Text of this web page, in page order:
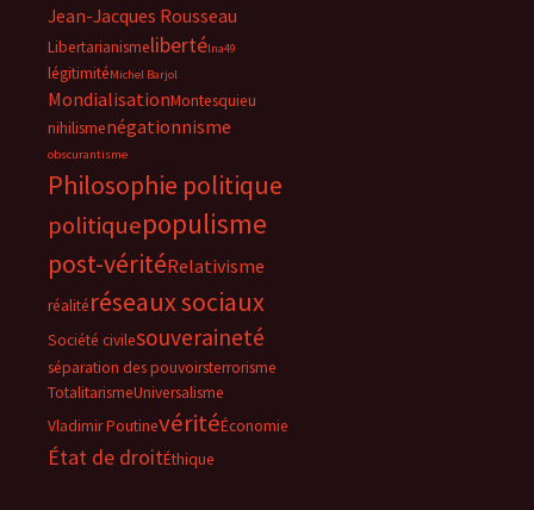
Jean-Jacques Rousseau
Libertarianismelibertélna49
légitimitéMichel Barjol
MondialisationMontesquieu
nihilismenégationnisme
obscurantisme
Philosophie politique
politiquepopulisme
post-véritéRelativisme
réalitéréseaux sociaux
Société civilesouveraineté
séparation des pouvoirsterrorisme
TotalitarismeUniversalisme
Vladimir PoutinevéritéÉconomie
État de droitÉthique